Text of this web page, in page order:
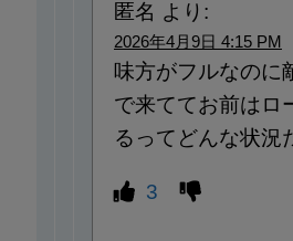
匿名 より:
2026年4月9日 4:15 PM
味方がフルなのに
で来ててお前はロ
るってどんな状況
3